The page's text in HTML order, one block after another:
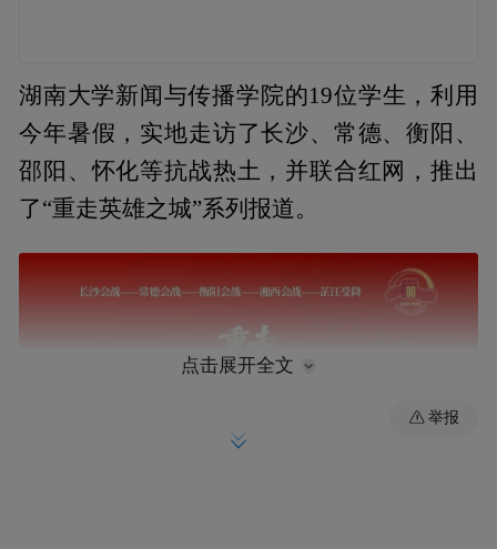
湖南大学新闻与传播学院的19位学生，利用
今年暑假，实地走访了长沙、常德、衡阳、
邵阳、怀化等抗战热土，并联合红网，推出
了“重走英雄之城”系列报道。
点击展开全文
举报